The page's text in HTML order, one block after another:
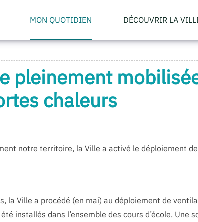
MON QUOTIDIEN DÉCOUVRIR LA
pleinement
chaleurs
notre territoire, la Ville a activé le déploiement
la Ville a procédé (en mai) au déploiement de
installés dans l’ensemble des cours d’école.